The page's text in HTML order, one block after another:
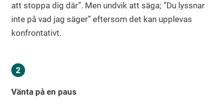
att stoppa dig där”. Men undvik att säga; ”Du lyssnar
inte på vad jag säger” eftersom det kan upplevas
konfrontativt.
Vänta på en paus